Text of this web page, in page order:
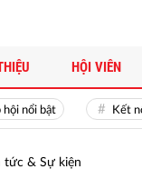
bật Kết nối
HỘI VIÊN
tức & Sự kiện